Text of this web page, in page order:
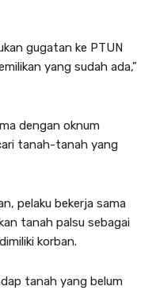
gugatan ke PTUN
yang sudah ada,”
dengan oknum
tanah-tanah yang
pelaku bekerja sama
tanah palsu sebagai
korban.
tanah yang belum